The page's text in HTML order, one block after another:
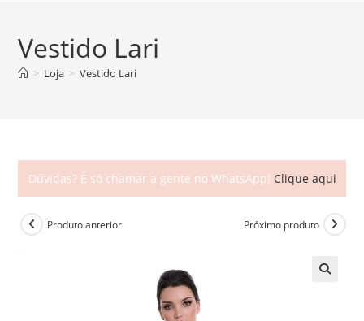
Vestido Lari
> Loja > Vestido Lari
Dúvidas? É só chamar a gente no WhatsApp! Clique aqui
Produto anterior Próximo produto